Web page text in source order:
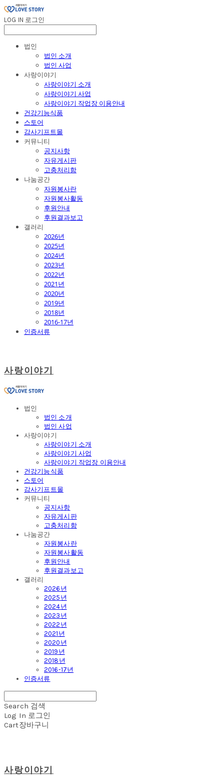
LOG IN 로그인
법인
법인 소개
법인 사업
사랑이야기
사랑이야기 소개
사랑이야기 사업
사랑이야기 작업장 이용안내
건강기능식품
스토어
감사기프트몰
커뮤니티
공지사항
자유게시판
고충처리함
나눔공간
자원봉사란
자원봉사활동
후원안내
후원결과보고
갤러리
2026년
2025년
2024년
2023년
2022년
2021년
2020년
2019년
2018년
2016-17년
인증서류
사랑이야기
법인
법인 소개
법인 사업
사랑이야기
사랑이야기 소개
사랑이야기 사업
사랑이야기 작업장 이용안내
건강기능식품
스토어
감사기프트몰
커뮤니티
공지사항
자유게시판
고충처리함
나눔공간
자원봉사란
자원봉사활동
후원안내
후원결과보고
갤러리
2026년
2025년
2024년
2023년
2022년
2021년
2020년
2019년
2018년
2016-17년
인증서류
Search 검색
Log In 로그인
Cart장바구니
사랑이야기